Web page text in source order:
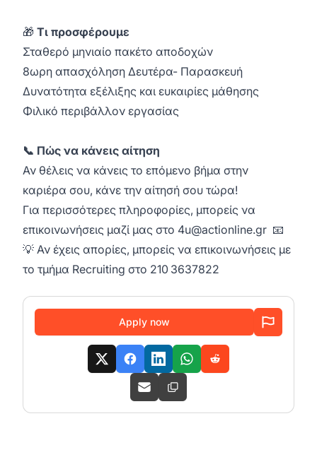
🎁 Τι προσφέρουμε
Σταθερό μηνιαίο πακέτο αποδοχών
8ωρη απασχόληση Δευτέρα- Παρασκευή
Δυνατότητα εξέλιξης και ευκαιρίες μάθησης
Φιλικό περιβάλλον εργασίας
📞 Πώς να κάνεις αίτηση
Αν θέλεις να κάνεις το επόμενο βήμα στην
καριέρα σου, κάνε την αίτησή σου τώρα!
Για περισσότερες πληροφορίες, μπορείς να
επικοινωνήσεις μαζί μας στο 4u@actionline.gr 📧
💡 Αν έχεις απορίες, μπορείς να επικοινωνήσεις με
το τμήμα Recruiting στο 210 3637822
Apply now